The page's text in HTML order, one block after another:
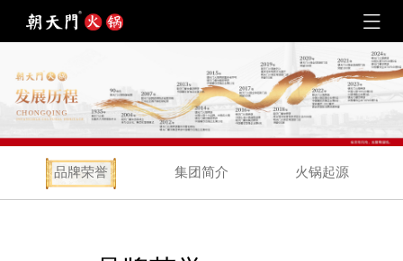
品牌荣誉 集团简介 火锅起源